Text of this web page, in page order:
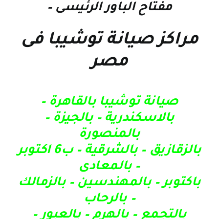
مفتاح الباور الرئيسى –
مراكز صيانة توشيبا فى
مصر
صيانة توشيبا بالقاهرة –
بالاسكندرية – بالجيزة –
بالمنصورة
بالزقازيق – بالشرقية – ب6 اكتوبر
– بالمعادى
باكتوبر – بالمهندسين – بالزمالك
– بالرحاب
بالتجمع – بالهرم – بالعبور –